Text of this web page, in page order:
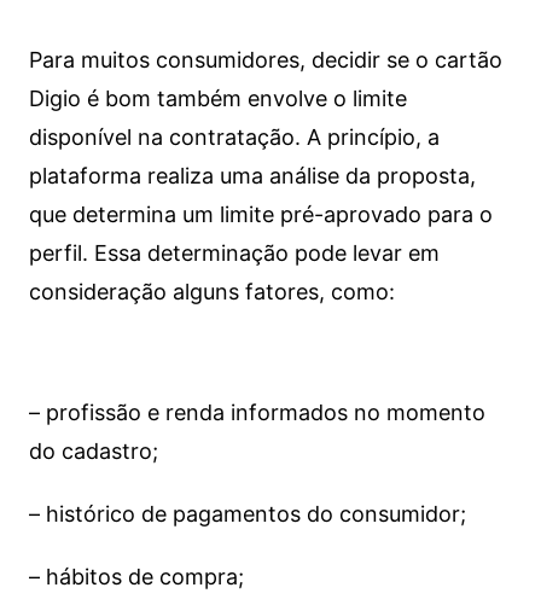
Para muitos consumidores, decidir se o cartão
Digio é bom também envolve o limite
disponível na contratação. A princípio, a
plataforma realiza uma análise da proposta,
que determina um limite pré-aprovado para o
perfil. Essa determinação pode levar em
consideração alguns fatores, como:
– profissão e renda informados no momento
do cadastro;
– histórico de pagamentos do consumidor;
– hábitos de compra;